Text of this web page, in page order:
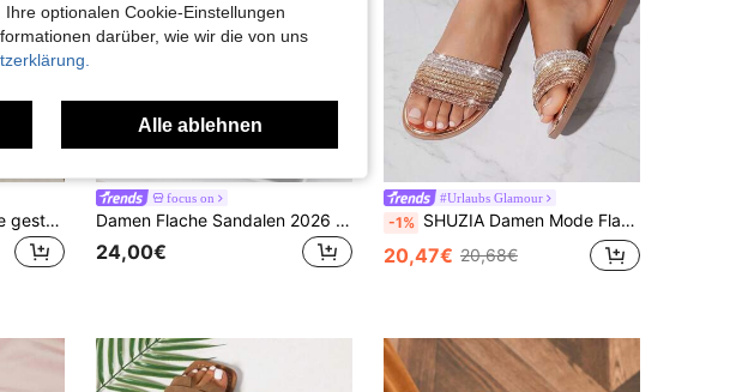
Modische minimalistische gestreifte Slip-On-Sandalen mit runder Zehenpartie und flacher Sohle in Rosa für Damen, geeignet für Alltag, Urlaub, Date und Strand, Urlaubs-Essential
focus on
Damen Flache Sandalen 2026 Frühling/Sommer Neu Vielseitig Weiche Sohle Strand Sandalen Mode Römische Sandalen Große Größen Damenschuhe 41-43,Urlaubsessentiell
24,00€
#Urlaubs Glamour
-1% SHUZIA Damen Mode Flache Sandalen mit Strass Verzierung, Sommerschuhe, Frühlingssschuhe, Frühlingsurlaub Osterferien Schuhe, Freizeitschuhe, Strandschuhe, Muttertags Geschenk
20,47€ 20,68€
optionalen Cookie-Einstellungen
darüber, wie wir die von uns
Alle ablehnen